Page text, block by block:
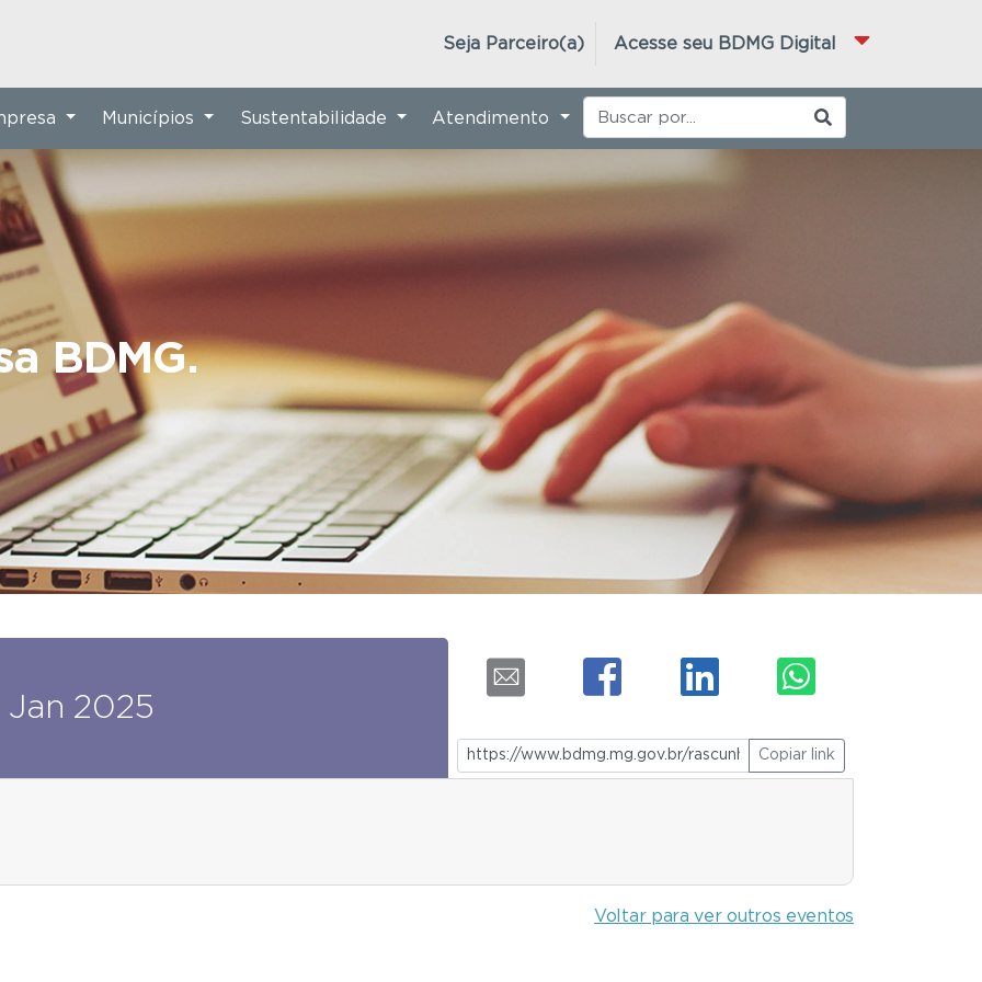
Acesse seu BDMG Digital
Seja Parceiro(a)
BDMG.
Municípios Sustentabilidade Atendimento
Jan 2025
Copiar link
Voltar para ver outros eventos